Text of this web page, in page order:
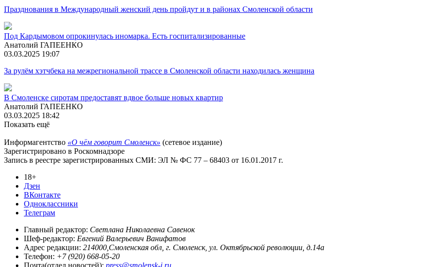
Празднования в Международный женский день пройдут и в районах Смоленской области
Под Кардымовом опрокинулась иномарка. Есть госпитализированные
Анатолий ГАПЕЕНКО
03.03.2025 19:07
За рулём хэтчбека на межрегиональной трассе в Смоленской области находилась женщина
В Смоленске сиротам предоставят вдвое больше новых квартир
Анатолий ГАПЕЕНКО
03.03.2025 18:42
Показать ещё
Информагентство «О чём говорит Смоленск» (сетевое издание)
Зарегистрировано в Роскомнадзоре
Запись в реестре зарегистрированных СМИ: ЭЛ № ФС 77 – 68403 от 16.01.2017 г.
18+
Дзен
ВКонтакте
Одноклассники
Телеграм
Главный редактор: Светлана Николаевна Савенок
Шеф-редактор: Евгений Валерьевич Ванифатов
Адрес редакции: 214000,Смоленская обл, г. Смоленск, ул. Октябрьской революции, д.14а
Телефон: +7 (920) 668-05-20
Почта(отдел новостей): press@smolensk-i.ru